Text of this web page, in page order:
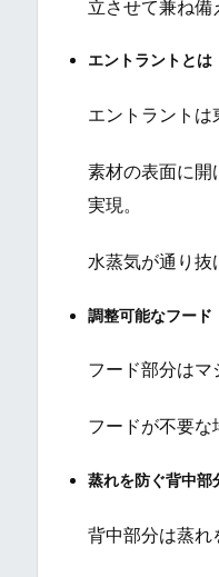
立させて兼ね備
エントラントとは
エントラントは
素材の表面に開
実現。
水蒸気が通り抜
調整可能なフード
フード部分はマ
フードが不要な
蒸れを防ぐ背中部
背中部分は蒸れ